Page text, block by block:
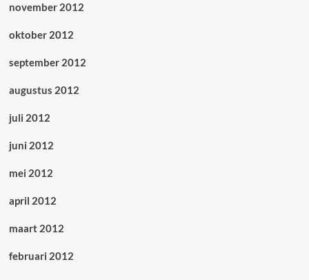
november 2012
oktober 2012
september 2012
augustus 2012
juli 2012
juni 2012
mei 2012
april 2012
maart 2012
februari 2012